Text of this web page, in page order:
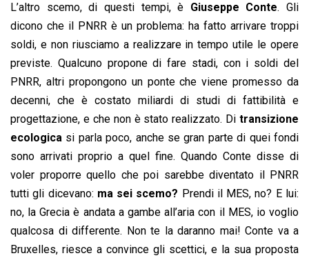
L’altro scemo, di questi tempi, è Giuseppe Conte. Gli
dicono che il PNRR è un problema: ha fatto arrivare troppi
soldi, e non riusciamo a realizzare in tempo utile le opere
previste. Qualcuno propone di fare stadi, con i soldi del
PNRR, altri propongono un ponte che viene promesso da
decenni, che è costato miliardi di studi di fattibilità e
progettazione, e che non è stato realizzato. Di transizione
ecologica si parla poco, anche se gran parte di quei fondi
sono arrivati proprio a quel fine. Quando Conte disse di
voler proporre quello che poi sarebbe diventato il PNRR
tutti gli dicevano: ma sei scemo? Prendi il MES, no? E lui:
no, la Grecia è andata a gambe all’aria con il MES, io voglio
qualcosa di differente. Non te la daranno mai! Conte va a
Bruxelles, riesce a convince gli scettici, e la sua proposta